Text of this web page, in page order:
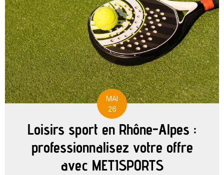
MAI
26
Loisirs sport en Rhône-Alpes :
professionnalisez votre offre
avec METISPORTS